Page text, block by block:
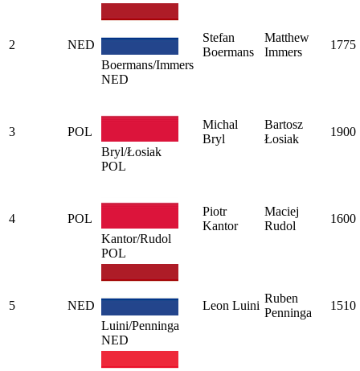
2
NED
Boermans/Immers
NED
Stefan
Boermans
Matthew
Immers
1775
3
POL
Bryl/Łosiak
POL
Michal
Bryl
Bartosz
Łosiak
1900
4
POL
Kantor/Rudol
POL
Piotr
Kantor
Maciej
Rudol
1600
5
NED
Luini/Penninga
NED
Leon Luini
Ruben
Penninga
1510